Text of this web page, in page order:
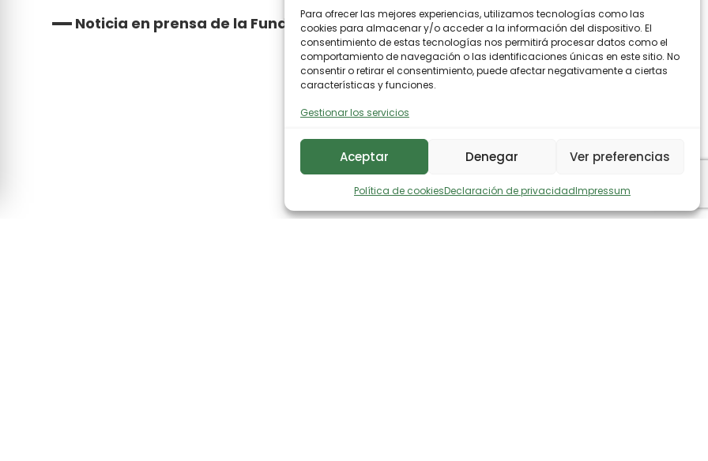
Para ofrecer las mejores experiencias, utilizamos tecnologías como las
cookies para almacenar y/o acceder a la información del dispositivo. El
consentimiento de estas tecnologías nos permitirá procesar datos como el
comportamiento de navegación o las identificaciones únicas en este sitio. No
consentir o retirar el consentimiento, puede afectar negativamente a ciertas
características y funciones.
Gestionar los servicios
Aceptar Denegar Ver preferencias
Política de cookiesDeclaración de privacidadImpressum
Noticia en prensa de la Fundación Biodiversidad